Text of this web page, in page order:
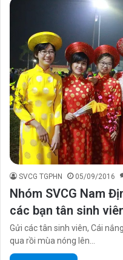
SVCG TGPHN 05/09/2016
Nhóm SVCG Nam
các bạn tân sinh
Gửi các tân sinh viên, Cái
qua rồi mùa nóng lên…